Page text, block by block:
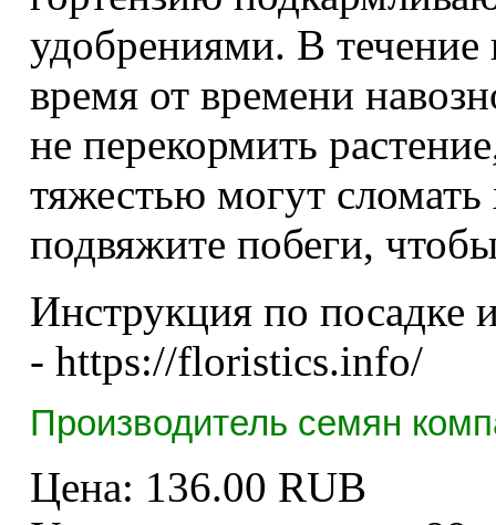
удобрениями. В течение
время от времени
не перекормить
тяжестью могут
подвяжите побеги,
Инструкция по посадке
- https://floristics.info/
Производитель семян
Цена: 136.00 RUB